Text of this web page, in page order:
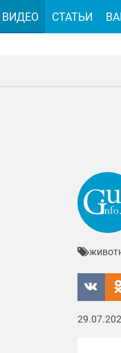
ВИДЕО СТАТЬИ